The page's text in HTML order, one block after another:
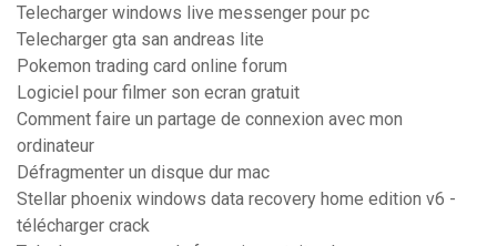
Telecharger windows live messenger pour pc
Telecharger gta san andreas lite
Pokemon trading card online forum
Logiciel pour filmer son ecran gratuit
Comment faire un partage de connexion avec mon
ordinateur
Défragmenter un disque dur mac
Stellar phoenix windows data recovery home edition v6 -
télécharger crack